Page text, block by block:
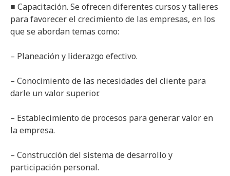
■ Capacitación. Se ofrecen diferentes cursos y talleres
para favorecer el crecimiento de las empresas, en los
que se abordan temas como:
– Planeación y liderazgo efectivo.
– Conocimiento de las necesidades del cliente para
darle un valor superior.
– Establecimiento de procesos para generar valor en
la empresa.
– Construcción del sistema de desarrollo y
participación personal.